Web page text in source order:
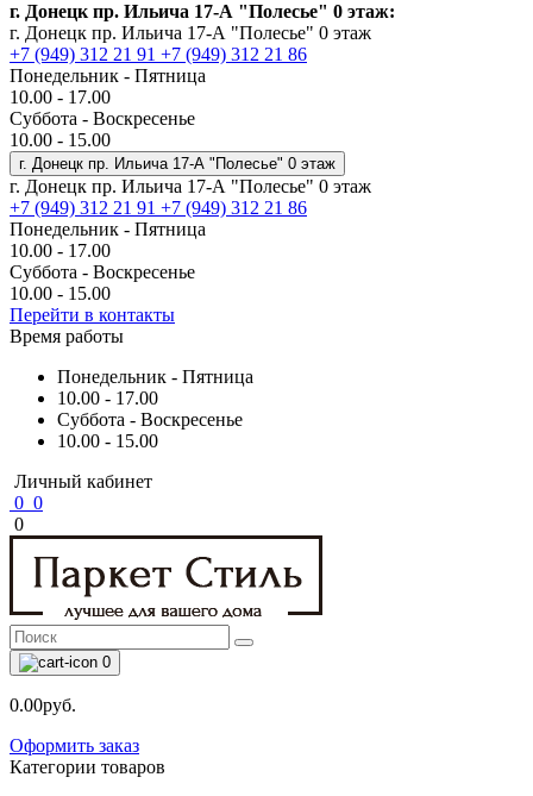
г. Донецк пр. Ильича 17-А "Полесье" 0 этаж:
г. Донецк пр. Ильича 17-А "Полесье" 0 этаж
+7 (949) 312 21 91 +7 (949) 312 21 86
Понедельник - Пятница
10.00 - 17.00
Суббота - Воскресенье
10.00 - 15.00
г. Донецк пр. Ильича 17-А "Полесье" 0 этаж
г. Донецк пр. Ильича 17-А "Полесье" 0 этаж
+7 (949) 312 21 91 +7 (949) 312 21 86
Понедельник - Пятница
10.00 - 17.00
Суббота - Воскресенье
10.00 - 15.00
Перейти в контакты
Время работы
Понедельник - Пятница
10.00 - 17.00
Суббота - Воскресенье
10.00 - 15.00
Личный кабинет
0 0
0
0
0.00руб.
Оформить заказ
Категории товаров